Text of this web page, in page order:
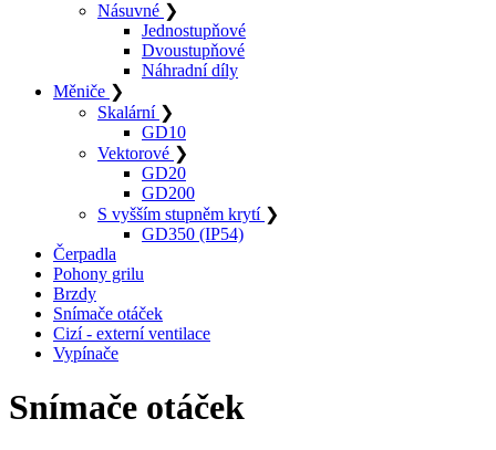
Násuvné ❯
Jednostupňové
Dvoustupňové
Náhradní díly
Měniče ❯
Skalární ❯
GD10
Vektorové ❯
GD20
GD200
S vyšším stupněm krytí ❯
GD350 (IP54)
Čerpadla
Pohony grilu
Brzdy
Snímače otáček
Cizí - externí ventilace
Vypínače
Snímače otáček